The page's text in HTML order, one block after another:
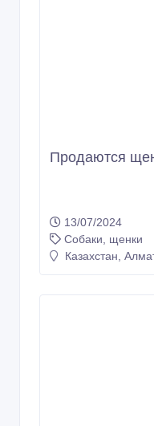
Продаются
13/07/2024
Собаки, щенки
Казахстан,